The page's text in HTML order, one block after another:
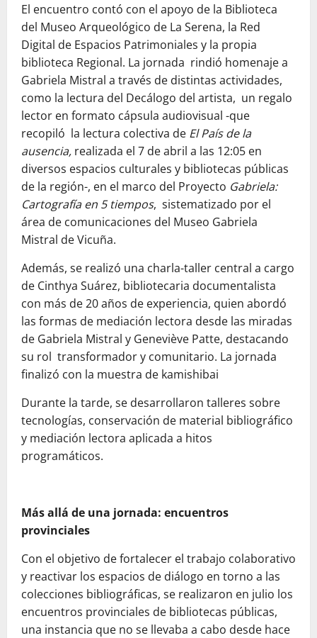
El encuentro contó con el apoyo de la Biblioteca
del Museo Arqueológico de La Serena, la Red
Digital de Espacios Patrimoniales y la propia
biblioteca Regional. La jornada rindió homenaje a
Gabriela Mistral a través de distintas actividades,
como la lectura del Decálogo del artista, un regalo
lector en formato cápsula audiovisual -que
recopiló la lectura colectiva de El País de la
ausencia, realizada el 7 de abril a las 12:05 en
diversos espacios culturales y bibliotecas públicas
de la región-, en el marco del Proyecto Gabriela:
Cartografía en 5 tiempos, sistematizado por el
área de comunicaciones del Museo Gabriela
Mistral de Vicuña.
Además, se realizó una charla-taller central a cargo
de Cinthya Suárez, bibliotecaria documentalista
con más de 20 años de experiencia, quien abordó
las formas de mediación lectora desde las miradas
de Gabriela Mistral y Geneviève Patte, destacando
su rol transformador y comunitario. La jornada
finalizó con la muestra de kamishibai
Durante la tarde, se desarrollaron talleres sobre
tecnologías, conservación de material bibliográfico
y mediación lectora aplicada a hitos
programáticos.
Más allá de una jornada: encuentros
provinciales
Con el objetivo de fortalecer el trabajo colaborativo
y reactivar los espacios de diálogo en torno a las
colecciones bibliográficas, se realizaron en julio los
encuentros provinciales de bibliotecas públicas,
una instancia que no se llevaba a cabo desde hace